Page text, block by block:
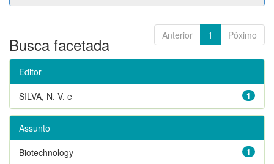
Anterior 1 Póximo
Busca facetada
Editor
1
SILVA, N. V. e
Assunto
1
Biotechnology